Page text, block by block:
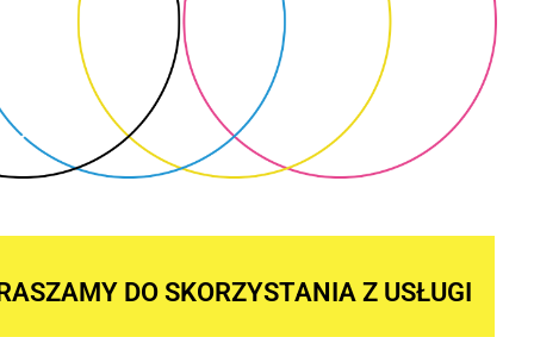
DO SKORZYSTANIA Z USŁUGI